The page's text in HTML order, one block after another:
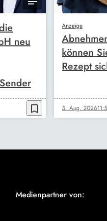
neu
bookmark_border
Anzeige
können
Rezept
3. Aug. 2026
Medienpartner von: